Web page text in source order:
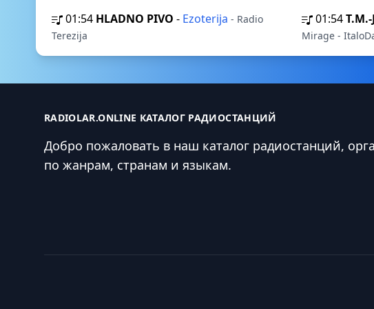
01:54 HLADNO PIVO - Ezoterija - Radio
Terezija
01:54
Mirage -
RADIOLAR.ONLINE КАТАЛОГ РАДИОСТАНЦИЙ
Добро пожаловать в наш каталог радиостанций,
по жанрам, странам и языкам.